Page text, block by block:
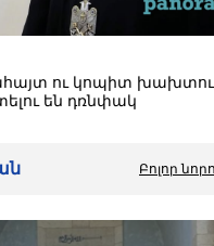
ու կոպիտ
են դռնփակ
Բոլոր